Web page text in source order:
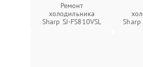
Ремонт
холодильника
Sharp SJ-FS810VSL
Sharp